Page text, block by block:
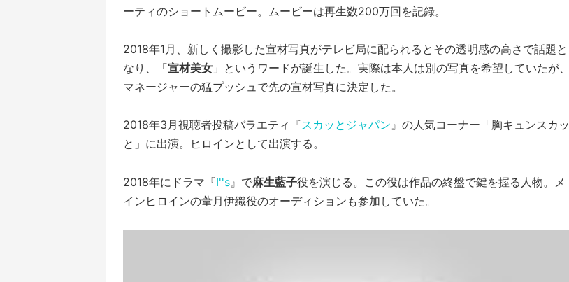
ーティのショートムービー。ムービーは再生数200万回を記録。
2018年1月、新しく撮影した宣材写真がテレビ局に配られるとその透明感の高さで話題と
なり、「宣材美女 」というワードが誕生した。実際は本人は別の写真を希望していたが、
マネージャーの猛プッシュで先の宣材写真に決定した。
2018年3月視聴者投稿バラエティ『スカッとジャパン』の人気コーナー「胸キュンスカッ
と」に出演。ヒロインとして出演する。
2018年にドラマ『I''s 』で麻生藍子役を演じる。この役は作品の終盤で鍵を握る人物。メ
インヒロインの葦月伊織役のオーディションも参加していた。